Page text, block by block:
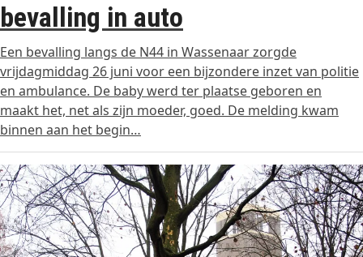
bevalling in auto
Een bevalling langs de N44 in Wassenaar zorgde
vrijdagmiddag 26 juni voor een bijzondere inzet van politie
en ambulance. De baby werd ter plaatse geboren en
maakt het, net als zijn moeder, goed. De melding kwam
binnen aan het begin…